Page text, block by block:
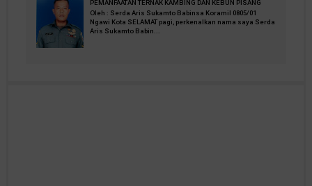
PEMANFAATAN TERNAK KAMBING DAN KEBUN PISANG
Oleh : Serda Aris Sukamto Babinsa Koramil 0805/01
Ngawi Kota SELAMAT pagi, perkenalkan nama saya Serda
Aris Sukamto Babin...